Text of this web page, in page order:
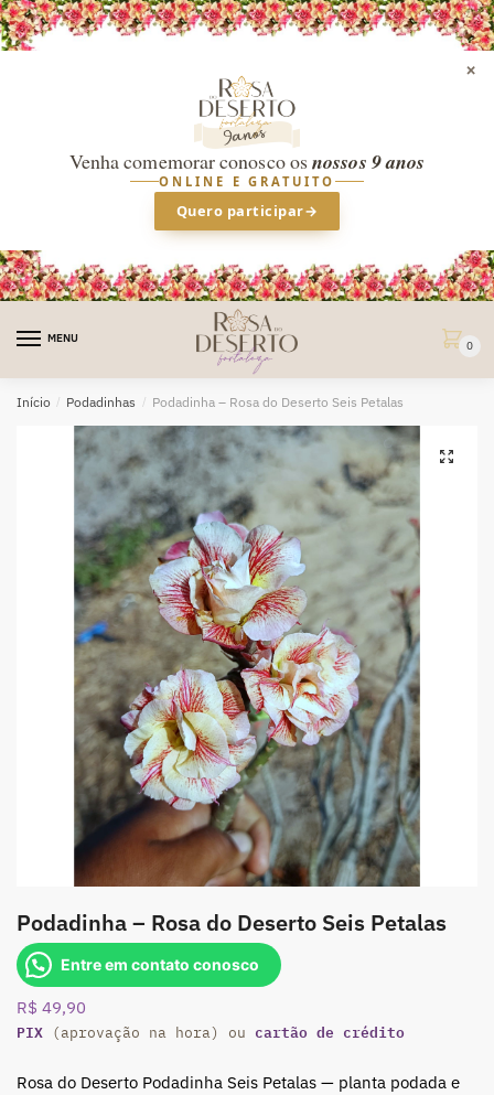
×
Venha comemorar conosco osnossos 9 anos
ONLINE E GRATUITO
Quero participar→
MENU
0
Início / Podadinhas / Podadinha – Rosa do Deserto Seis Petalas
🔍
Podadinha – Rosa do Deserto Seis Petalas
Entre em contato conosco
R$ 49,90
PIX (aprovação na hora) ou cartão de crédito
Rosa do Deserto Podadinha Seis Petalas — planta podada e